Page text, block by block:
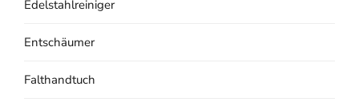
Edelstahlreiniger
Entschäumer
Falthandtuch